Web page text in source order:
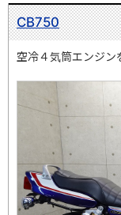
CB750
空冷４気筒エンジン